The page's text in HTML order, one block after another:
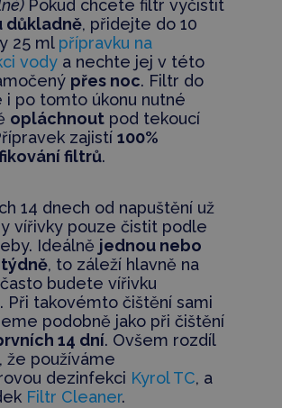
Pokud chcete filtr vyčistit
důkladně, přidejte do 10
25 ml přípravku na
vodya nechte jej v této
přes noc. Filtr do
i po tomto úkonu nutné
opláchnoutpod tekoucí
zajistí 100%
filtrů.
14 dnech od napuštění už
vířivky pouze čistit podle
Ideálně jednou nebo
, to záleží hlavně na
budete vířivku
Při takovémto čištění sami
podobně jako při čištění
14 dní. Ovšem rozdíl
že používáme
dezinfekci Kyrol TC, a
Filtr Cleaner.